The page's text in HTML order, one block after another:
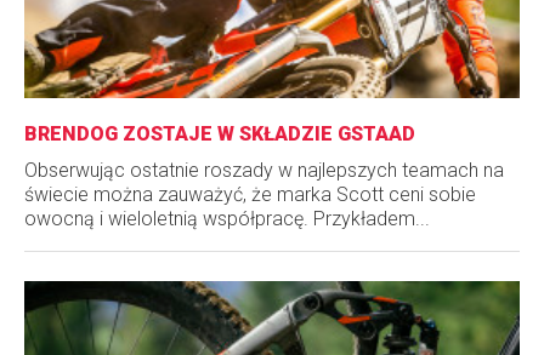
BRENDOG ZOSTAJE W SKŁADZIE GSTAAD
Obserwując ostatnie roszady w najlepszych teamach na
świecie można zauważyć, że marka Scott ceni sobie
owocną i wieloletnią współpracę. Przykładem...